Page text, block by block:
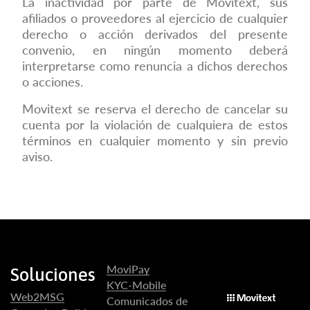
afiliados o proveedores al ejercicio de cualquier
derecho o acción derivados del presente
convenio, en ningún momento deberá
interpretarse como renuncia a dichos derechos
o acciones.
Movitext se reserva el derecho de cancelar su
cuenta por la violación de cualquiera de estos
términos en cualquier momento y sin previo
aviso.
Soluciones
Web2MSG
MoviPay
KYC-Mobile
Comunicados de